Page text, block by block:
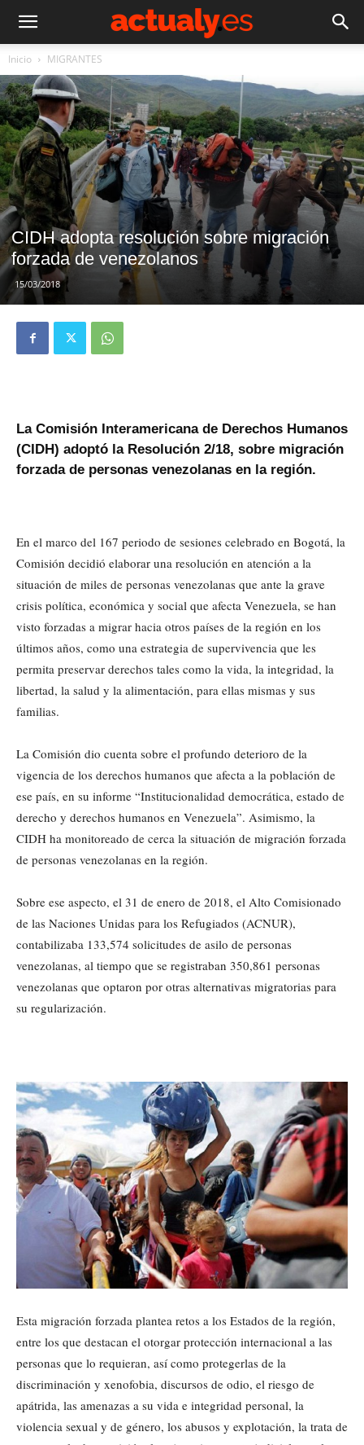
Inicio MIGRANTES
CIDH adopta resolución sobre migración
forzada de venezolanos
15/03/2018
La Comisión Interamericana de Derechos Humanos
(CIDH) adoptó la Resolución 2/18, sobre migración
forzada de personas venezolanas en la región.
En el marco del 167 periodo de sesiones celebrado en Bogotá, la
Comisión decidió elaborar una resolución en atención a la
situación de miles de personas venezolanas que ante la grave
crisis política, económica y social que afecta Venezuela, se han
visto forzadas a migrar hacia otros países de la región en los
últimos años, como una estrategia de supervivencia que les
permita preservar derechos tales como la vida, la integridad, la
libertad, la salud y la alimentación, para ellas mismas y sus
familias.
La Comisión dio cuenta sobre el profundo deterioro de la
vigencia de los derechos humanos que afecta a la población de
ese país, en su informe “Institucionalidad democrática, estado de
derecho y derechos humanos en Venezuela”. Asimismo, la
CIDH ha monitoreado de cerca la situación de migración forzada
de personas venezolanas en la región.
Sobre ese aspecto, el 31 de enero de 2018, el Alto Comisionado
de las Naciones Unidas para los Refugiados (ACNUR),
contabilizaba 133,574 solicitudes de asilo de personas
venezolanas, al tiempo que se registraban 350,861 personas
venezolanas que optaron por otras alternativas migratorias para
su regularización.
Esta migración forzada plantea retos a los Estados de la región,
entre los que destacan el otorgar protección internacional a las
personas que lo requieran, así como protegerlas de la
discriminación y xenofobia, discursos de odio, el riesgo de
apátrida, las amenazas a su vida e integridad personal, la
violencia sexual y de género, los abusos y explotación, la trata de